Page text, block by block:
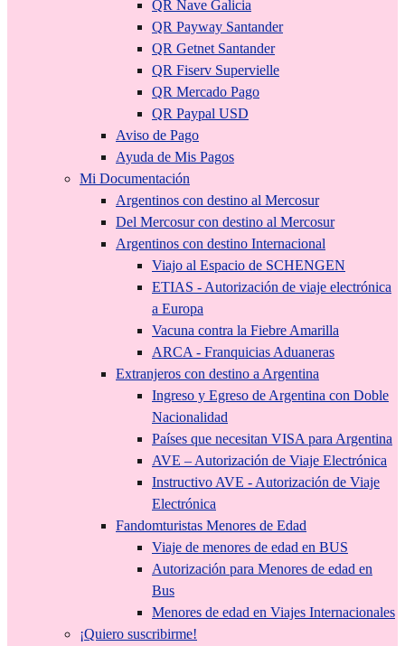
QR Nave Galicia
QR Payway Santander
QR Getnet Santander
QR Fiserv Supervielle
QR Mercado Pago
QR Paypal USD
Aviso de Pago
Ayuda de Mis Pagos
Mi Documentación
Argentinos con destino al Mercosur
Del Mercosur con destino al Mercosur
Argentinos con destino Internacional
Viajo al Espacio de SCHENGEN
ETIAS - Autorización de viaje electrónica
a Europa
Vacuna contra la Fiebre Amarilla
ARCA - Franquicias Aduaneras
Extranjeros con destino a Argentina
Ingreso y Egreso de Argentina con Doble
Nacionalidad
Países que necesitan VISA para Argentina
AVE – Autorización de Viaje Electrónica
Instructivo AVE - Autorización de Viaje
Electrónica
Fandomturistas Menores de Edad
Viaje de menores de edad en BUS
Autorización para Menores de edad en
Bus
Menores de edad en Viajes Internacionales
¡Quiero suscribirme!